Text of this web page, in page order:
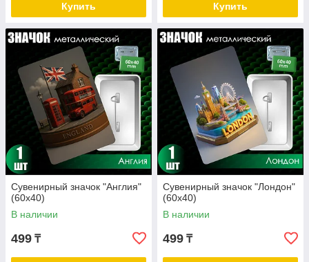
Купить Купить
Сувенирный значок "Англия"
(60х40)
В наличии
499 ₸
Сувенирный значок "Лондон"
(60х40)
В наличии
499 ₸